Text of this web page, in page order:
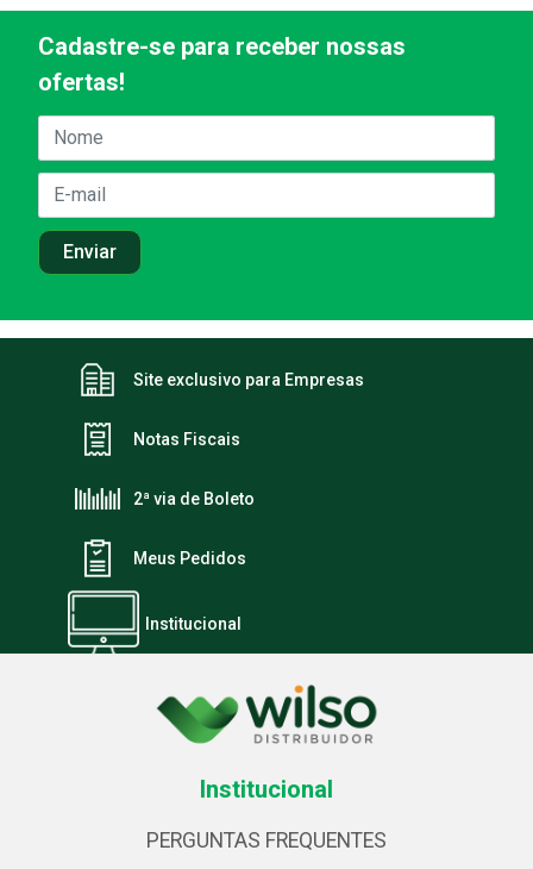
Cadastre-se para receber nossas
ofertas!
Site exclusivo para Empresas
Notas Fiscais
2ª via de Boleto
Meus Pedidos
Institucional
Institucional
PERGUNTAS FREQUENTES